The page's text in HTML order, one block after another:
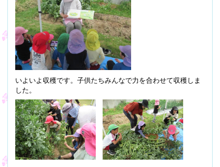
いよいよ収穫です。子供たちみんなで力を合わせて収穫しま
した。